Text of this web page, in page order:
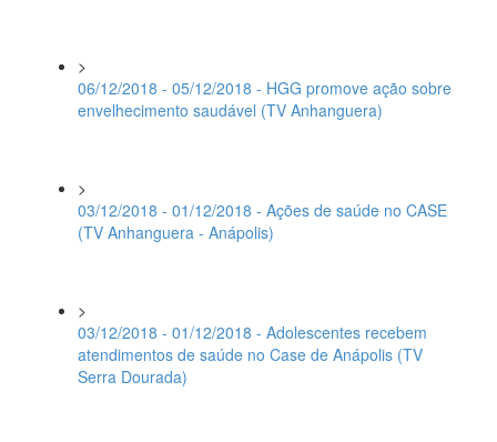
>
06/12/2018 - 05/12/2018 - HGG promove ação sobre
envelhecimento saudável (TV Anhanguera)
>
03/12/2018 - 01/12/2018 - Ações de saúde no CASE
(TV Anhanguera - Anápolis)
>
03/12/2018 - 01/12/2018 - Adolescentes recebem
atendimentos de saúde no Case de Anápolis (TV
Serra Dourada)